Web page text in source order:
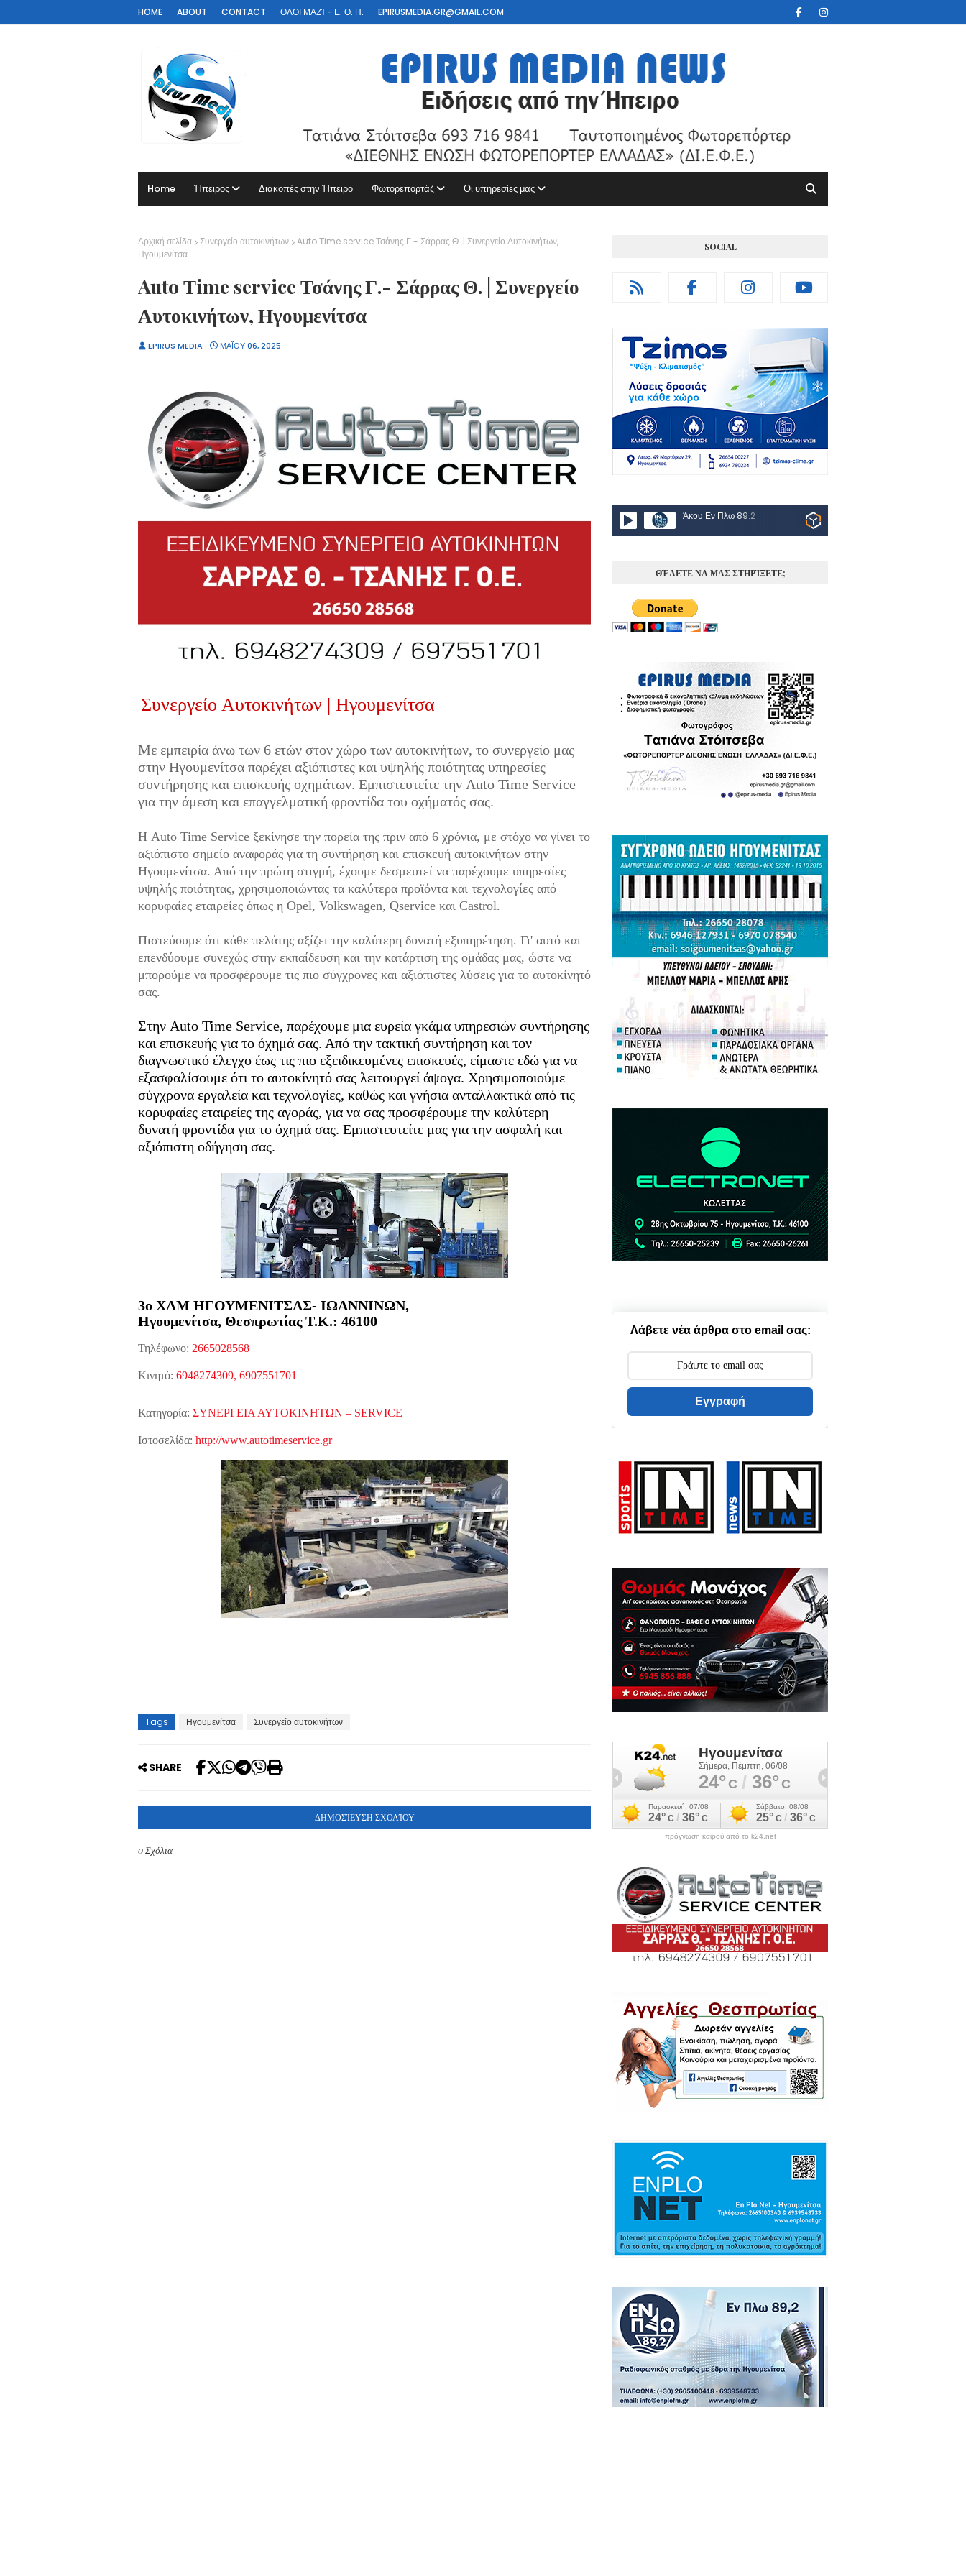
HOME ABOUT CONTACT ΟΛΟΙ ΜΑΖΊ - Ε. Ο. Η. EPIRUSMEDIA.GR@GMAIL.COM
Home Ήπειρος Διακοπές στην Ήπειρο Φωτορεπορτάζ Οι υπηρεσίες μας
Αρχική σελίδα Συνεργείο αυτοκινήτων
Auto Τime service Τσάνης Γ.- Σάρρας Θ. | Συνεργείο Αυτοκινήτων,
Ηγουμενίτσα
Auto Τime service Τσάνης Γ.- Σάρρας Θ. | Συνεργείο
Αυτοκινήτων, Ηγουμενίτσα
EPIRUS MEDIA ΜΑΪ́ΟΥ 06, 2025
Συνεργείο Αυτοκινήτων | Ηγουμενίτσα
Με εμπειρία άνω των 6 ετών στον χώρο των αυτοκινήτων, το συνεργείο μας
στην Ηγουμενίτσα παρέχει αξιόπιστες και υψηλής ποιότητας υπηρεσίες
συντήρησης και επισκευής οχημάτων. Εμπιστευτείτε την Auto Time Service
για την άμεση και επαγγελματική φροντίδα του οχήματός σας.
Η Auto Time Service ξεκίνησε την πορεία της πριν από 6 χρόνια, με στόχο να γίνει το
αξιόπιστο σημείο αναφοράς για τη συντήρηση και επισκευή αυτοκινήτων στην
Ηγουμενίτσα. Από την πρώτη στιγμή, έχουμε δεσμευτεί να παρέχουμε υπηρεσίες
υψηλής ποιότητας, χρησιμοποιώντας τα καλύτερα προϊόντα και τεχνολογίες από
κορυφαίες εταιρείες όπως η Opel, Volkswagen, Qservice και Castrol.
Πιστεύουμε ότι κάθε πελάτης αξίζει την καλύτερη δυνατή εξυπηρέτηση. Γι' αυτό και
επενδύουμε συνεχώς στην εκπαίδευση και την κατάρτιση της ομάδας μας, ώστε να
μπορούμε να προσφέρουμε τις πιο σύγχρονες και αξιόπιστες λύσεις για το αυτοκίνητό
σας.
Στην Auto Time Service, παρέχουμε μια ευρεία γκάμα υπηρεσιών συντήρησης
και επισκευής για το όχημά σας. Από την τακτική συντήρηση και τον
διαγνωστικό έλεγχο έως τις πιο εξειδικευμένες επισκευές, είμαστε εδώ για να
εξασφαλίσουμε ότι το αυτοκίνητό σας λειτουργεί άψογα. Χρησιμοποιούμε
σύγχρονα εργαλεία και τεχνολογίες, καθώς και γνήσια ανταλλακτικά από τις
κορυφαίες εταιρείες της αγοράς, για να σας προσφέρουμε την καλύτερη
δυνατή φροντίδα για το όχημά σας. Εμπιστευτείτε μας για την ασφαλή και
αξιόπιστη οδήγηση σας.
3ο ΧΛΜ ΗΓΟΥΜΕΝΙΤΣΑΣ- ΙΩΑΝΝΙΝΩΝ,
Ηγουμενίτσα, Θεσπρωτίας Τ.Κ.: 46100
Τηλέφωνο: 2665028568
Κινητό: 6948274309, 6907551701
Κατηγορία: ΣΥΝΕΡΓΕΙΑ ΑΥΤΟΚΙΝΗΤΩΝ – SERVICE
Ιστοσελίδα: http://www.autotimeservice.gr
Tags Ηγουμενίτσα Συνεργείο αυτοκινήτων
SHARE
ΔΗΜΟΣΊΕΥΣΗ ΣΧΟΛΊΟΥ
0 Σχόλια
SOCIAL
Άκου Εν Πλω 89.2
ΘΈΛΕΤΕ ΝΑ ΜΑΣ ΣΤΗΡΊΞΕΤΕ;
Λάβετε νέα άρθρα στο email σας:
Εγγραφή
πρόγνωση καιρού από το k24.net